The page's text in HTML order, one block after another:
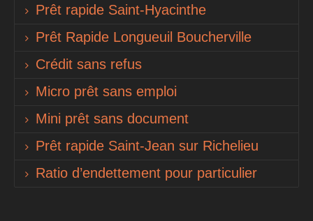
Prêt rapide Saint-Hyacinthe
Prêt Rapide Longueuil Boucherville
Crédit sans refus
Micro prêt sans emploi
Mini prêt sans document
Prêt rapide Saint-Jean sur Richelieu
Ratio d’endettement pour particulier